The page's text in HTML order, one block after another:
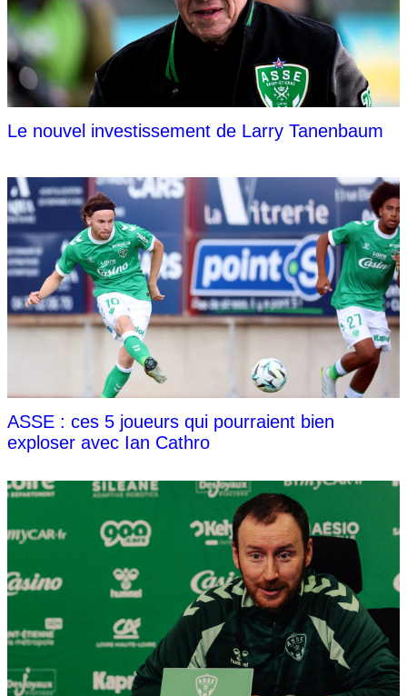
Le nouvel investissement de Larry Tanenbaum
ASSE : ces 5 joueurs qui pourraient bien
exploser avec Ian Cathro